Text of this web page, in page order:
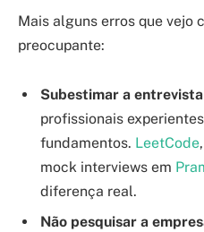
Mais alguns erros que vejo
preocupante:
Subestimar a
profissionais
fundamentos. LeetCode
mock interviews em
diferença real.
Não pesquisar a